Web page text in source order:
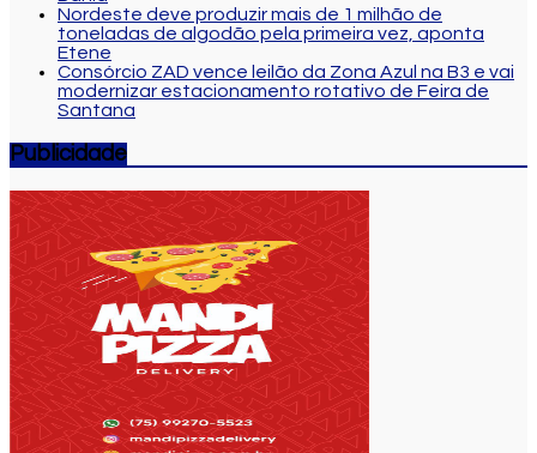
Nordeste deve produzir mais de 1 milhão de
toneladas de algodão pela primeira vez, aponta
Etene
Consórcio ZAD vence leilão da Zona Azul na B3 e vai
modernizar estacionamento rotativo de Feira de
Santana
Publicidade